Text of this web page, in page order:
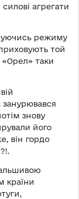
агрегати
режиму
той
таки
занурювався
знову
його
він гордо
країни